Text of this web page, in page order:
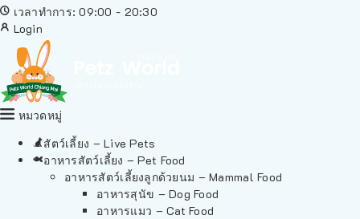
เวลาทำการ: 09:00 - 20:30
Login
หมวดหมู่
สัตว์เลี้ยง – Live Pets
อาหารสัตว์เลี้ยง – Pet Food
อาหารสัตว์เลี้ยงลูกด้วยนม – Mammal Food
อาหารสุนัข – Dog Food
อาหารแมว – Cat Food